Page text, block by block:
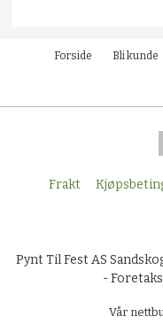
Forside Bli kunde
Frakt
Pynt Til Fest AS
-
Vår